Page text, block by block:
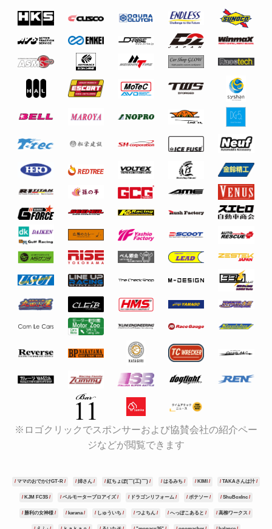
※ロゴクリックでスポンサーおよび協賛会社の紹介ペー
ジなどが閲覧できます
ママのおでかけGT-R 姉さん 紅ちょぼ(￣(工)￣) はるみち KIMI TAKAさんは汁
KJM FC3S ベルモータープロアイズ ドラゴンリフォーム ポテソー ShuBoxInc
勝利の女神様 karana しゅういち つよちん へっぽこあると 高柳ワークス